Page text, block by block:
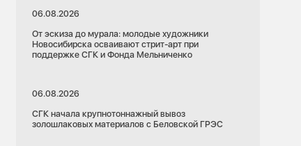
06.08.2026
От эскиза до мурала: молодые художники
Новосибирска осваивают стрит-арт при
поддержке СГК и Фонда Мельниченко
06.08.2026
СГК начала крупнотоннажный вывоз
золошлаковых материалов с Беловской ГРЭС